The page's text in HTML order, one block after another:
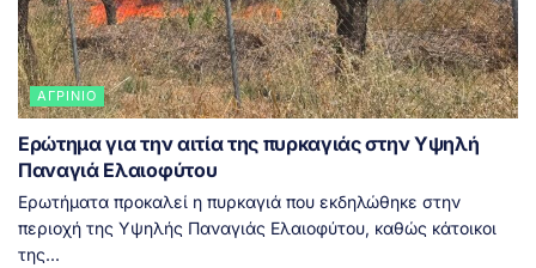
ΑΓΡΊΝΙΟ
Ερώτημα για την αιτία της πυρκαγιάς στην Υψηλή
Παναγιά Ελαιοφύτου
Ερωτήματα προκαλεί η πυρκαγιά που εκδηλώθηκε στην
περιοχή της Υψηλής Παναγιάς Ελαιοφύτου, καθώς κάτοικοι
της...